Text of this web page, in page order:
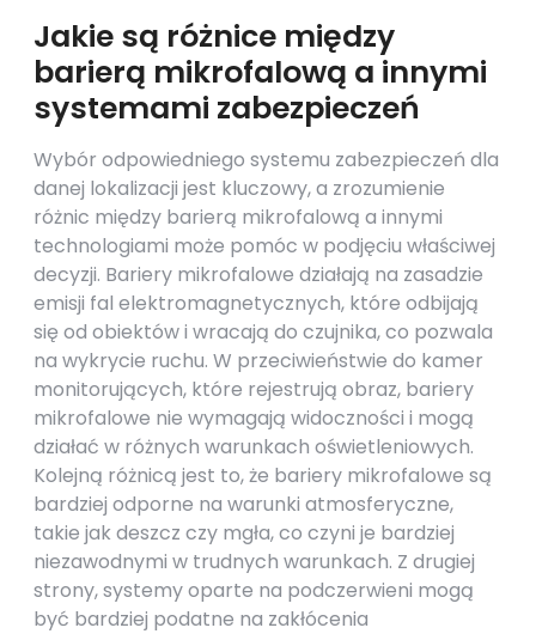
Jakie są różnice między
barierą mikrofalową a innymi
systemami zabezpieczeń
Wybór odpowiedniego systemu zabezpieczeń dla
danej lokalizacji jest kluczowy, a zrozumienie
różnic między barierą mikrofalową a innymi
technologiami może pomóc w podjęciu właściwej
decyzji. Bariery mikrofalowe działają na zasadzie
emisji fal elektromagnetycznych, które odbijają
się od obiektów i wracają do czujnika, co pozwala
na wykrycie ruchu. W przeciwieństwie do kamer
monitorujących, które rejestrują obraz, bariery
mikrofalowe nie wymagają widoczności i mogą
działać w różnych warunkach oświetleniowych.
Kolejną różnicą jest to, że bariery mikrofalowe są
bardziej odporne na warunki atmosferyczne,
takie jak deszcz czy mgła, co czyni je bardziej
niezawodnymi w trudnych warunkach. Z drugiej
strony, systemy oparte na podczerwieni mogą
być bardziej podatne na zakłócenia